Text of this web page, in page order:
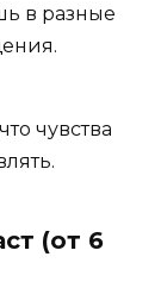
в разные
чувства
(от 6